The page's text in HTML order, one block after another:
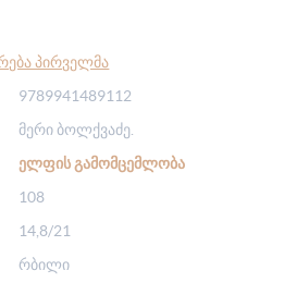
პირველმა
9789941489112
მერი ბოლქვაძე.
ᲔᲚᲤᲘᲡ ᲒᲐᲛᲝᲛᲪᲔᲛᲚᲝᲑᲐ
108
14,8/21
რბილი